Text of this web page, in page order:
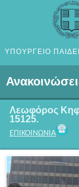
ΥΠΟΥΡΓΕΙΟ
Λεωφόρος
15125.
ΕΠΙΚΟΙΝΩΝΙΑ